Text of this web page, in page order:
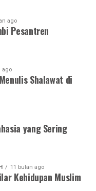
ago
Pesantren
ago
Shalawat di
yang Sering
11 bulan ago
Kehidupan Muslim